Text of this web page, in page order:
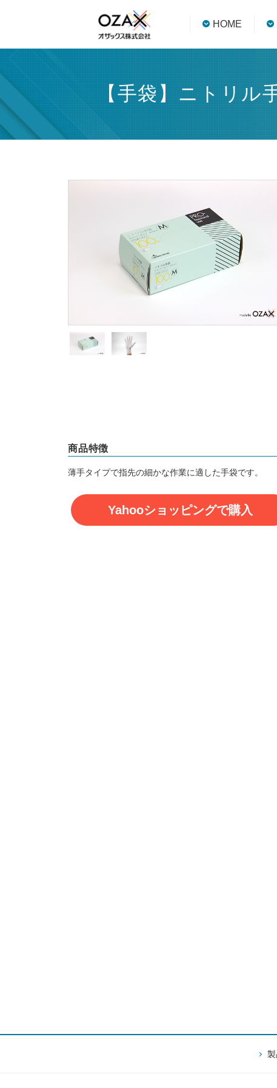
HOME
【手袋】ニトリル
商品特徴
薄手タイプで指先の細かな作業に適した手袋です。
Yahooショッピングで購入